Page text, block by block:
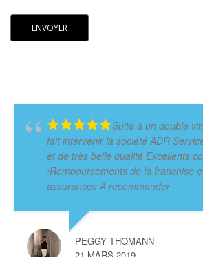
Suite à un double
fait intervenir la société ADR
et de très belle qualité Excellents
/Remboursements de la franchise
assurances A recommander
PEGGY THOMANN
21 MARS 2019